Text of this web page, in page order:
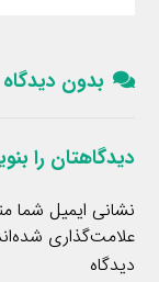
بدون دیدگاه
دیدگاهتان را
نشانی ایمیل شما
علامت‌گذاری
دیدگاه